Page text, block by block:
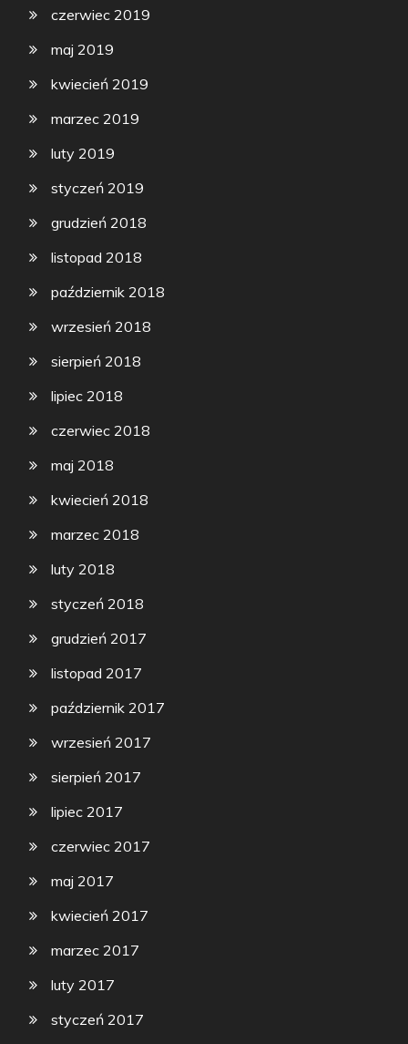
czerwiec 2019
maj 2019
kwiecień 2019
marzec 2019
luty 2019
styczeń 2019
grudzień 2018
listopad 2018
październik 2018
wrzesień 2018
sierpień 2018
lipiec 2018
czerwiec 2018
maj 2018
kwiecień 2018
marzec 2018
luty 2018
styczeń 2018
grudzień 2017
listopad 2017
październik 2017
wrzesień 2017
sierpień 2017
lipiec 2017
czerwiec 2017
maj 2017
kwiecień 2017
marzec 2017
luty 2017
styczeń 2017